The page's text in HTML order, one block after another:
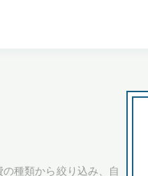
種類から絞り込み、自